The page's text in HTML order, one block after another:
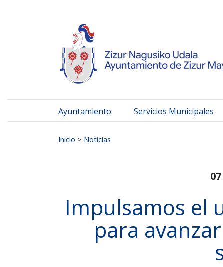
Ayuntamiento Servicios Municipales
Inicio > Noticias
Impulsamos el
para